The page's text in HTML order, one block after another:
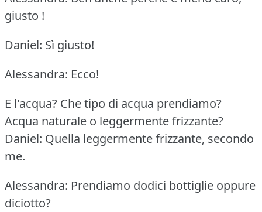
giusto !
Daniel: Sì giusto!
Alessandra: Ecco!
E l'acqua? Che tipo di acqua prendiamo?
Acqua naturale o leggermente frizzante?
Daniel: Quella leggermente frizzante, secondo
me.
Alessandra: Prendiamo dodici bottiglie oppure
diciotto?